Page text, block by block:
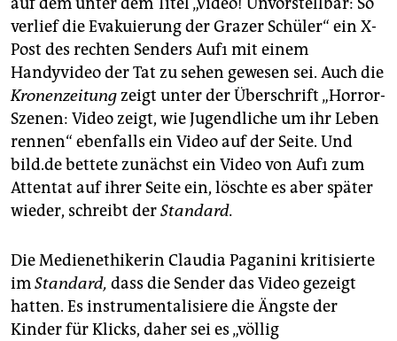
auf dem unter dem Titel „Video! Unvorstellbar: So
verlief die Evakuierung der Grazer Schüler“ ein X-
Post des rechten Senders Auf1 mit einem
Handyvideo der Tat zu sehen gewesen sei. Auch die
Kronenzeitungzeigt unter der Überschrift „Horror-
Szenen: Video zeigt, wie Jugendliche um ihr Leben
rennen“ ebenfalls ein Video auf der Seite. Und
bild.de bettete zunächst ein Video von Auf1 zum
Attentat auf ihrer Seite ein, löschte es aber später
wieder, schreibt derStandard.
Die Medienethikerin Claudia Paganini kritisierte
imStandard, dass die Sender das Video gezeigt
hatten. Es instrumentalisiere die Ängste der
Kinder für Klicks, daher sei es „völlig